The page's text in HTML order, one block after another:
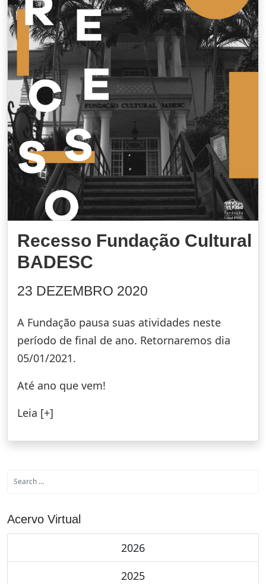
Recesso Fundação Cultural
BADESC
23 DEZEMBRO 2020
A Fundação pausa suas atividades neste
período de final de ano. Retornaremos dia
05/01/2021.
Até ano que vem!
Leia [+]
Acervo Virtual
2026
2025